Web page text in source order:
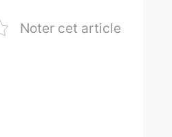
Noter cet article